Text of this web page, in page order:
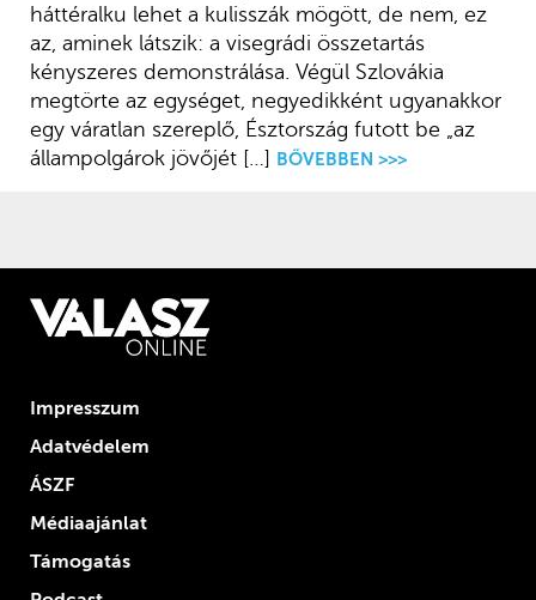
háttéralku lehet a kulisszák mögött, de nem, ez
az, aminek látszik: a visegrádi összetartás
kényszeres demonstrálása. Végül Szlovákia
megtörte az egységet, negyedikként ugyanakkor
egy váratlan szereplő, Észtország futott be „az
állampolgárok jövőjét […] BŐVEBBEN >>>
Impresszum
Adatvédelem
ÁSZF
Médiaajánlat
Támogatás